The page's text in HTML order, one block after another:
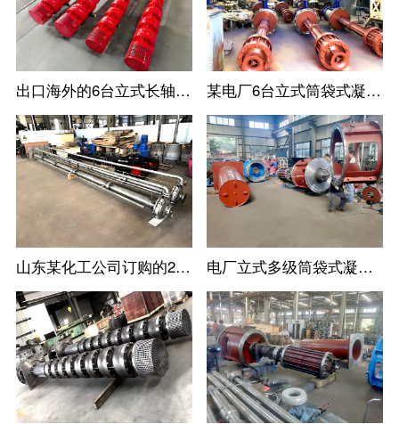
出口海外的6台立式长轴消防涡轮泵 某电厂6台立式筒袋式凝结水泵
山东某化工公司订购的2台不锈钢立式长轴液下泵 电厂立式多级筒袋式凝结水泵安装现场